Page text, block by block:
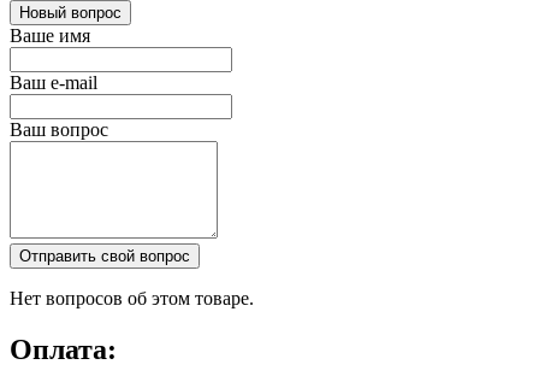
Новый вопрос
Ваше имя
Ваш e-mail
Ваш вопрос
Отправить свой вопрос
Нет вопросов об этом товаре.
Оплата: